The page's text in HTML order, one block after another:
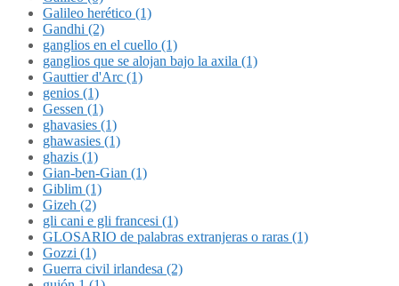
Galileo herético (1)
Gandhi (2)
ganglios en el cuello (1)
ganglios que se alojan bajo la axila (1)
Gauttier d'Arc (1)
genios (1)
Gessen (1)
ghavasies (1)
ghawasies (1)
ghazis (1)
Gian-ben-Gian (1)
Giblim (1)
Gizeh (2)
gli cani e gli francesi (1)
GLOSARIO de palabras extranjeras o raras (1)
Gozzi (1)
Guerra civil irlandesa (2)